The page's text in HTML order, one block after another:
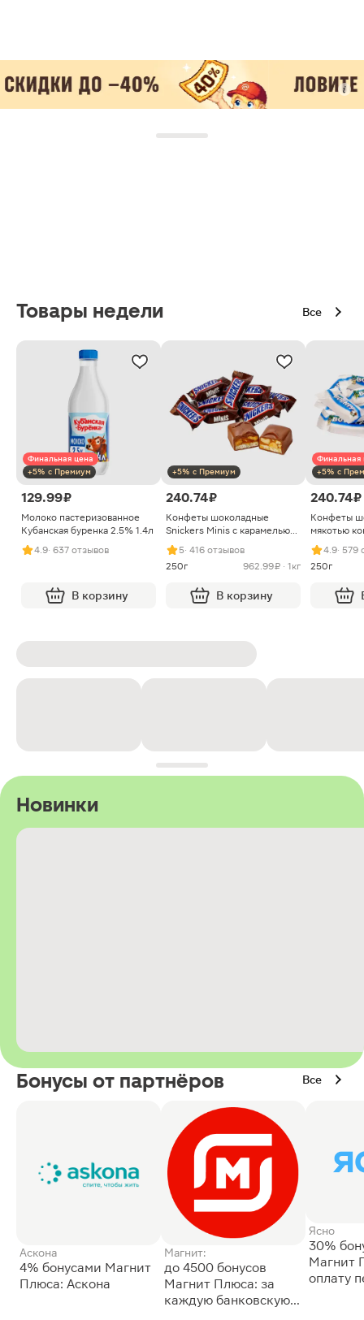
Товары недели Все
Финальная цена
+5% с Премиум
129.99 ₽
Молоко пастеризованное
Кубанская буренка 2.5% 1.4л
4.9· 637 отзывов
В корзину
+5% с Премиум
240.74 ₽
Конфеты шоколадные
Snickers Minis с карамелью
арахисом и нугой
5· 416 отзывов
250г
962.99 ₽ · 1кг
В корзину
Финальная
+5% с
240.74 ₽
Конфеты
мякотью
4.9· 579
250г
Новинки
Бонусы от партнёров Все
Аскона
4% бонусами Магнит
Плюса: Аскона
Магнит:
до 4500 бонусов
Магнит Плюса: за
каждую банковскую
Ясно
30%
Магнит
оплату